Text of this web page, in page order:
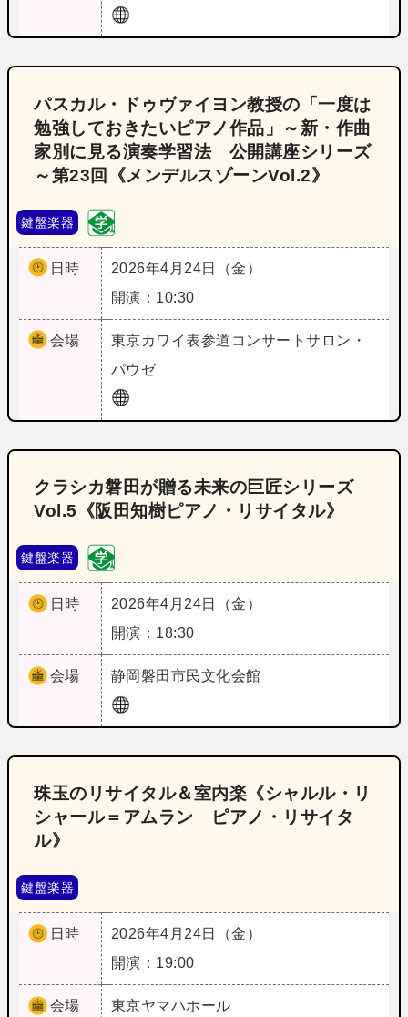
パスカル・ドゥヴァイヨン教授の「一度は
勉強しておきたいピアノ作品」～新・作曲
家別に見る演奏学習法 公開講座シリーズ
～第23回《メンデルスゾーンVol.2》
鍵盤楽器
日時
2026年4月24日（金）
開演：10:30
会場 東京カワイ表参道コンサートサロン・
パウゼ
クラシカ磐田が贈る未来の巨匠シリーズ
Vol.5《阪田知樹ピアノ・リサイタル》
鍵盤楽器
日時
2026年4月24日（金）
開演：18:30
会場 静岡磐田市民文化会館
珠玉のリサイタル＆室内楽《シャルル・リ
シャール＝アムラン ピアノ・リサイタ
ル》
鍵盤楽器
日時
2026年4月24日（金）
開演：19:00
会場 東京ヤマハホール